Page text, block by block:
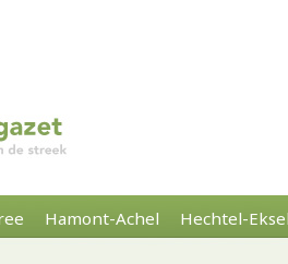
Hamont-Achel Hechtel-